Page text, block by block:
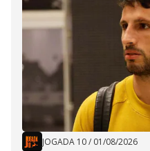
JOGADA 10/ 01/08/2026